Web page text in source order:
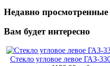
Недавно
Вам будет интересно
Стекло угловое левое ГАЗ-